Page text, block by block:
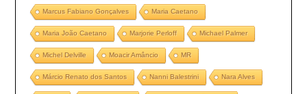
Marcus Fabiano Gonçalves Maria Caetano
Maria João Caetano Marjorie Perloff Michael Palmer
Michel Delville Moacir Amâncio MR
Márcio Renato dos Santos Nanni Balestrini Nara Alves